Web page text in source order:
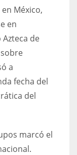
México,
en
de
a
fecha del
del
marcó el